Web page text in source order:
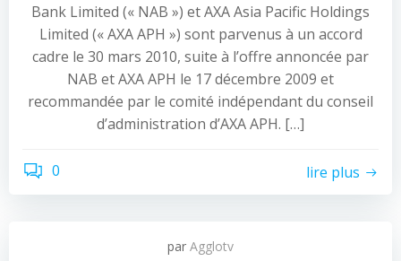
Bank Limited (« NAB ») et AXA Asia Pacific Holdings
Limited (« AXA APH ») sont parvenus à un accord
cadre le 30 mars 2010, suite à l’offre annoncée par
NAB et AXA APH le 17 décembre 2009 et
recommandée par le comité indépendant du conseil
d’administration d’AXA APH. […]
0 lire plus
par Agglotv